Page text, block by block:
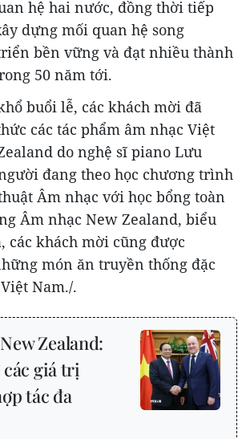
hệ hai nước, đồng thời tiếp
dựng mối quan hệ song
bền vững và đạt nhiều thành
50 năm tới.
buổi lễ, các khách mời đã
các tác phẩm âm nhạc Việt
do nghệ sĩ piano Lưu
đang theo học chương trình
Âm nhạc với học bổng toàn
Âm nhạc New Zealand, biểu
các khách mời cũng được
món ăn truyền thống đặc
Nam./.
Zealand:
giá trị
tác đa